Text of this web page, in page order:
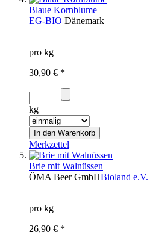
Blaue Kornblume
EG-BIO Dänemark
pro kg
30,90 € *
kg
Merkzettel
Brie mit Walnüssen
ÖMA Beer GmbHBioland e.V.
pro kg
26,90 € *